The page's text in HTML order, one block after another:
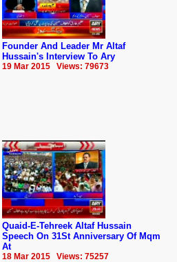
Founder And Leader Mr Altaf
Hussain's Interview To Ary
19 Mar 2015 Views: 79673
Quaid-E-Tehreek Altaf Hussain
Speech On 31St Anniversary Of ‪‎Mqm‬
At
18 Mar 2015 Views: 75257